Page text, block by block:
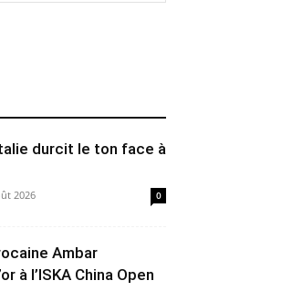
durcit le ton face à
2026 0
Ambar
à l’ISKA China Open